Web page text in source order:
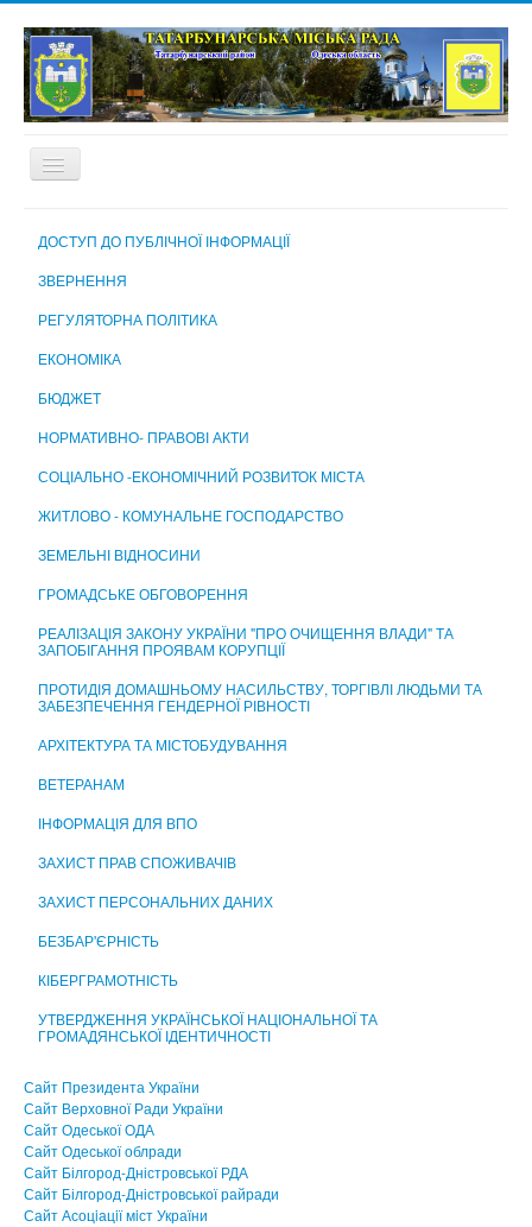
КОМУНАЛЬНІ ПІДПРИЄМСТВА, УСТАНОВИ ТА ЗАКЛАДИ
МІСЬКА ВИБОРЧА КОМІСІЯ
ЦЕНТР НАДАННЯ АДМІНІСТРАТИВНИХ ПОСЛУГ
ДОСТУП ДО ПУБЛІЧНОЇ ІНФОРМАЦІЇ
ЗВЕРНЕННЯ
РЕГУЛЯТОРНА ПОЛІТИКА
ЕКОНОМІКА
БЮДЖЕТ
НОРМАТИВНО- ПРАВОВІ АКТИ
СОЦІАЛЬНО -ЕКОНОМІЧНИЙ РОЗВИТОК МІСТА
ЖИТЛОВО - КОМУНАЛЬНЕ ГОСПОДАРСТВО
ЗЕМЕЛЬНІ ВІДНОСИНИ
ГРОМАДСЬКЕ ОБГОВОРЕННЯ
РЕАЛІЗАЦІЯ ЗАКОНУ УКРАЇНИ "ПРО ОЧИЩЕННЯ ВЛАДИ" ТА
ЗАПОБІГАННЯ ПРОЯВАМ КОРУПЦІЇ
ПРОТИДІЯ ДОМАШНЬОМУ НАСИЛЬСТВУ, ТОРГІВЛІ ЛЮДЬМИ ТА
ЗАБЕЗПЕЧЕННЯ ГЕНДЕРНОЇ РІВНОСТІ
АРХІТЕКТУРА ТА МІСТОБУДУВАННЯ
ВЕТЕРАНАМ
ІНФОРМАЦІЯ ДЛЯ ВПО
ЗАХИСТ ПРАВ СПОЖИВАЧІВ
ЗАХИСТ ПЕРСОНАЛЬНИХ ДАНИХ
БЕЗБАР'ЄРНІСТЬ
КІБЕРГРАМОТНІСТЬ
УТВЕРДЖЕННЯ УКРАЇНСЬКОЇ НАЦІОНАЛЬНОЇ ТА
ГРОМАДЯНСЬКОЇ ІДЕНТИЧНОСТІ
Сайт Президента України
Сайт Верховної Ради України
Сайт Одеської ОДА
Сайт Одеської облради
Сайт Білгород-Дністровської РДА
Сайт Білгород-Дністровської райради
Сайт Асоцiацiї мiст України